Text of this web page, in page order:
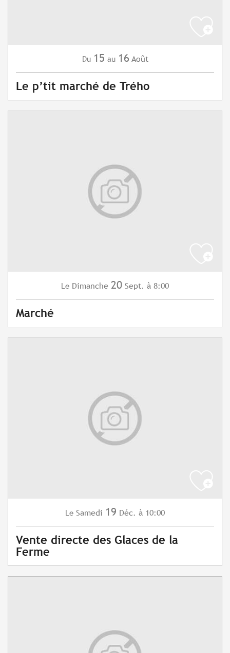
Du 15 au 16 Août
Le p’tit marché de Trého
Le Dimanche 20 Sept. à 8:00
Marché
Le Samedi 19 Déc. à 10:00
Vente directe des Glaces de la
Ferme